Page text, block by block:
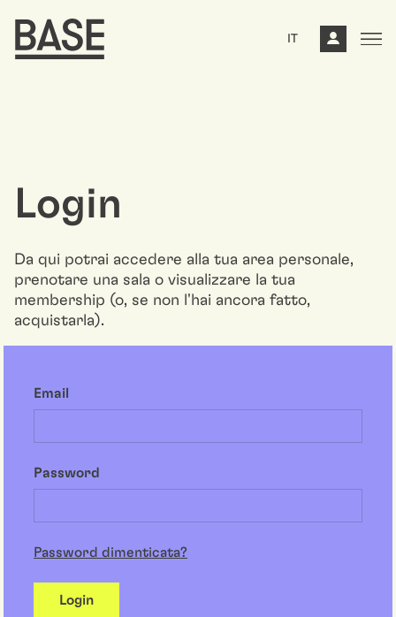
IT
Login
Da qui potrai accedere alla tua area personale,
prenotare una sala o visualizzare la tua
membership (o, se non l'hai ancora fatto,
acquistarla).
Email
Password
Password dimenticata?
Login